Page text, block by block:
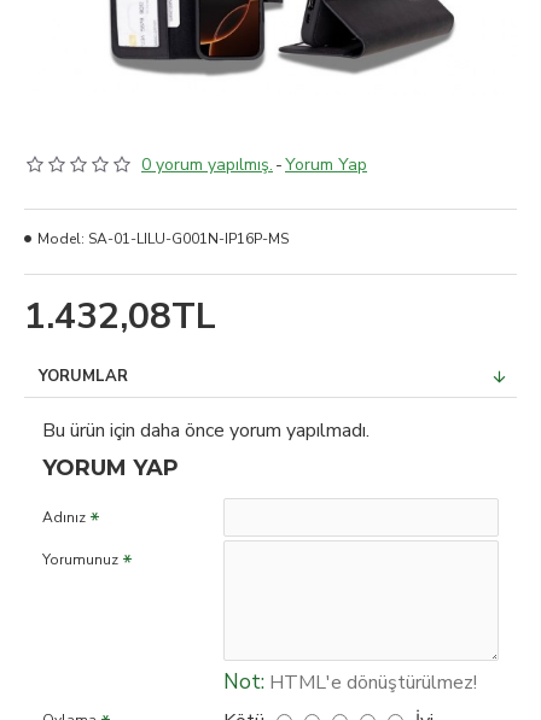
0 yorum yapılmış. -Yorum Yap
1.432,08TL
Model: SA-01-LILU-G001N-IP16P-MS
YORUMLAR
Bu ürün için daha önce yorum yapılmadı.
YORUM YAP
Adınız
Yorumunuz
Not: HTML'e dönüştürülmez!